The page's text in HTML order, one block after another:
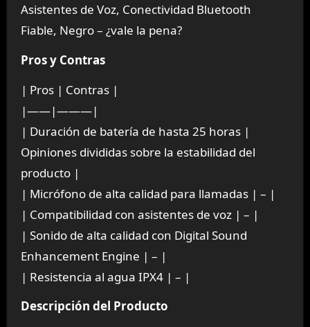
Asistentes de Voz, Conectividad Bluetooth
Fiable, Negro – ¿vale la pena?
Pros y Contras
| Pros | Contras |
|——|———|
| Duración de batería de hasta 25 horas |
Opiniones divididas sobre la estabilidad del
producto |
| Micrófono de alta calidad para llamadas | – |
| Compatibilidad con asistentes de voz | – |
| Sonido de alta calidad con Digital Sound
Enhancement Engine | – |
| Resistencia al agua IPX4 | – |
Descripción del Producto